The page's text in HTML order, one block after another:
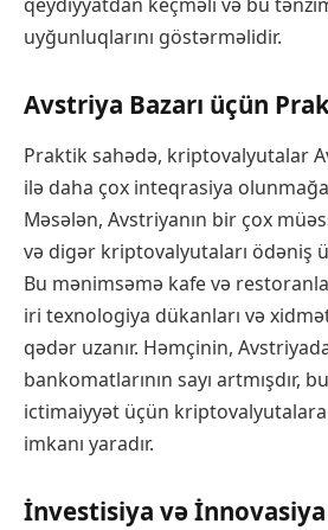
qeydiyyatdan keçməli və bu
uyğunluqlarını göstərməlidir.
Avstriya Bazarı üçün
Praktik sahədə, kriptovalyutalar
ilə daha çox inteqrasiya olunmağa
Məsələn, Avstriyanın bir çox
və digər kriptovalyutaları ödəniş
Bu mənimsəmə kafe və
iri texnologiya dükanları və
qədər uzanır. Həmçinin,
bankomatlarının sayı artmışdır,
ictimaiyyət üçün
imkanı yaradır.
İnvestisiya və İnnovasiya